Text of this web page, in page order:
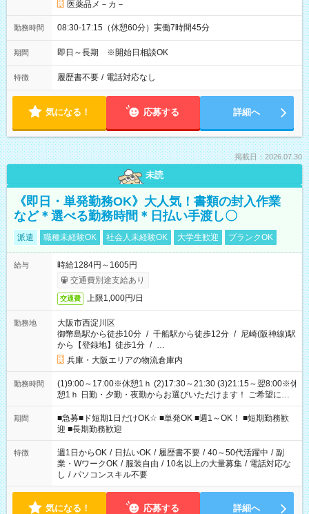
医薬品メ－カ－
勤務時間 08:30-17:15（休憩60分）実働7時間45分
期間 即日～長期 ※開始日相談OK
特徴 履歴書不要 / 電話対応なし
気になる！ 応募する 詳細へ
掲載日：2026.07.30
未読
《即日・単発勤務OK》大人気！書類の封入作業
など＊選べる勤務時間＊日払い手渡し〇
派遣 職種未経験OK 社会人未経験OK 大学生歓迎 ブランクOK
給与
時給1284円～1605円
交通費別途支給あり
交通費 上限1,000円/日
勤務地
大阪市西淀川区
御幣島駅から徒歩10分 / 千船駅から徒歩12分 / 尼崎(阪神線)駅
から【登録地】徒歩1分 / …
兵庫・大阪エリアの物流倉庫内
勤務時間
(1)9:00～17:00※休憩1ｈ (2)17:30～21:30 (3)21:15～翌8:00※休
憩1ｈ 日勤・夕勤・夜勤からお選びいただけます！ ご希望に合
わせて働けるお仕事です(*^^*) 【その他選べる勤務時間】 8-17
時/9-17時/9-18時/10-18時/11-21時/18-22時/20-翌4時/21-翌5
時/22-翌6時/0-翌8時 ご自身のご都合で選んで頂ける完全自由シ
フト！
期間
■急募■ド短期1日だけOK☆ ■単発OK ■週1～OK！ ■短期勤務歓
迎 ■長期勤務歓迎
特徴 週1日からOK / 日払いOK / 履歴書不要 / 40～50代活躍中 / 副
業・WワークOK / 服装自由 / 10名以上の大量募集 / 電話対応な
し / パソコンスキル不要
気になる！ 応募する 詳細へ